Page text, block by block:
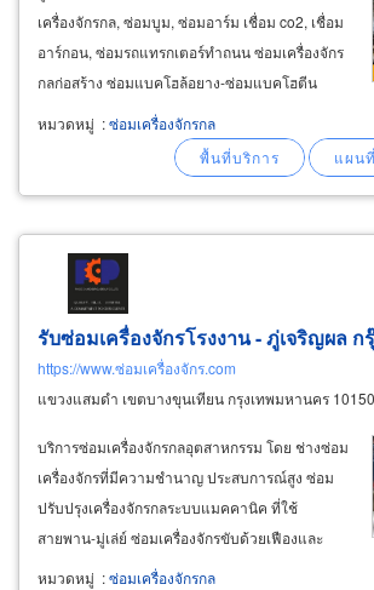
เครื่องจักรกล, ซ่อมบูม, ซ่อมอาร์ม เชื่อม co2, เชื่อม
อาร์กอน, ซ่อมรถแทรกเตอร์ทำถนน ซ่อมเครื่องจักร
กลก่อสร้าง ซ่อมแบคโฮล้อยาง-ซ่อมแบคโฮตีน
ตะขาบ สระบุรี ช่างซ่อมรถแทรกเตอร์, แก้ปัญหา
เครื่องจักรกลหนักชำรุดเสียหายจากการใช้งานและ
หมวดหมู่ :ซ่อมเครื่องจักรกล
รับซ่อมเครื่องจักรโรงงาน - ภู่เจริญผล ก
https://www.ซ่อมเครื่องจักร.com
แขวงแสมดำ เขตบางขุนเทียน กรุงเทพมหานคร 10150
บริการซ่อมเครื่องจักรกลอุตสาหกรรม โดย ช่างซ่อม
เครื่องจักรที่มีความชำนาญ ประสบการณ์สูง ซ่อม
ปรับปรุงเครื่องจักรกลระบบแมคคานิค ที่ใช้
สายพาน-มู่เล่ย์ ซ่อมเครื่องจักรขับด้วยเฟืองและ
เพลา ซ่อมเครื่องจักรขับด้วยโซ่เฟือง ซ่อม
หมวดหมู่ :ซ่อมเครื่องจักรกล